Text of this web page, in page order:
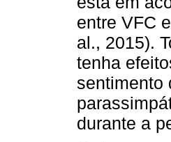
entre VFC
al., 2015).
tenha
sentimento
durante a